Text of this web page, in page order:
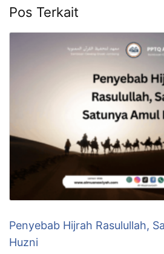
Pos Terkait
Penyebab Hijrah Rasulullah,
Huzni